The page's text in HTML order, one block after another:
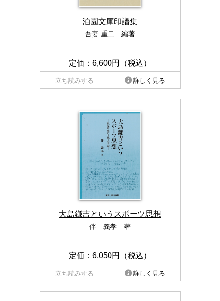
泊園文庫印譜集
吾妻 重二 編著
定価：6,600円（税込）
立ち読みする 詳しく見る
大島鎌吉というスポーツ思想
伴 義孝 著
定価：6,050円（税込）
立ち読みする 詳しく見る